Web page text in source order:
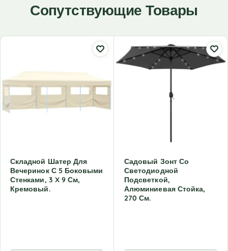
Сопутствующие Товары
Складной Шатер Для
Вечеринок С 5 Боковыми
Стенками, 3 X 9 См,
Кремовый.
Садовый Зонт Со
Светодиодной
Подсветкой,
Алюминиевая Стойка,
270 См.